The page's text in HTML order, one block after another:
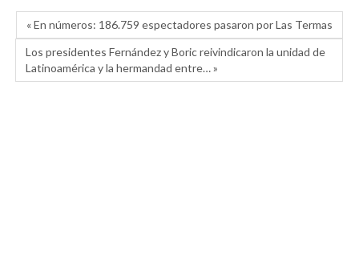
« En números: 186.759 espectadores pasaron por Las Termas
Los presidentes Fernández y Boric reivindicaron la unidad de
Latinoamérica y la hermandad entre… »